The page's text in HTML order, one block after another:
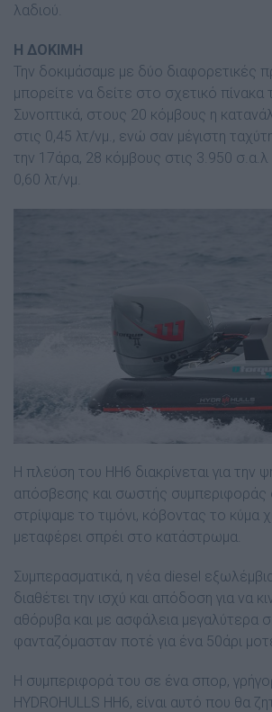
λαδιού.
Η ΔΟΚΙΜΗ
Την δοκιµάσαµε µε δύο διαφορετικές
µπορείτε να δείτε στο σχετικό πίνακα
Συνοπτικά, στους 20 κόµβους η
στις 0,45 λτ/νµ., ενώ σαν µέγιστη
την 17άρα, 28 κόµβους στις 3.950
0,60 λτ/νµ.
Η πλεύση του HH6 διακρίνεται για την
απόσβεσης και σωστής συµπεριφοράς
στρίψαµε το τιµόνι, κόβοντας το κύµα
µεταφέρει σπρέι στο κατάστρωµα.
Συµπερασµατικά, η νέα diesel
διαθέτει την ισχύ και απόδοση για να
αθόρυβα και µε ασφάλεια µεγαλύτερα
φανταζόµασταν ποτέ για ένα 50άρι
Η συµπεριφορά του σε ένα σπορ,
HYDROHULLS ΗΗ6, είναι αυτό που θα